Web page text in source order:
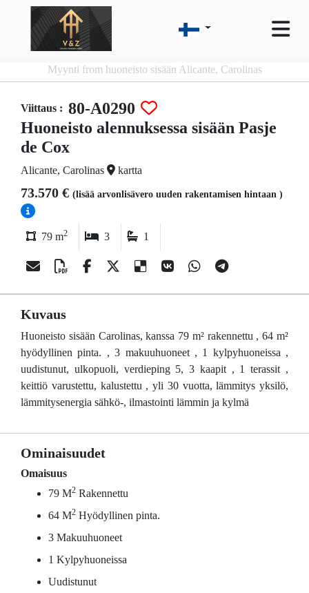
Myynti from huoneisto sisään Alicante, Carolinas
Viittaus : 80-A0290
Huoneisto alennuksessa sisään Pasje
de Cox
Alicante, Carolinas kartta
73.570 € (lisää arvonlisävero uuden rakentamisen hintaan )
79 m2 3 1
Kuvaus
Huoneisto sisään Carolinas, kanssa 79 m² rakennettu , 64 m²
hyödyllinen pinta. , 3 makuuhuoneet , 1 kylpyhuoneissa ,
uudistunut, ulkopuoli, verdieping 5, 3 kaapit , 1 terassit ,
keittiö varustettu, kalustettu , yli 30 vuotta, lämmitys yksilö,
lämmitysenergia sähkö-, ilmastointi lämmin ja kylmä
Ominaisuudet
Omaisuus
79 M2 Rakennettu
64 M2 Hyödyllinen pinta.
3 Makuuhuoneet
1 Kylpyhuoneissa
Uudistunut